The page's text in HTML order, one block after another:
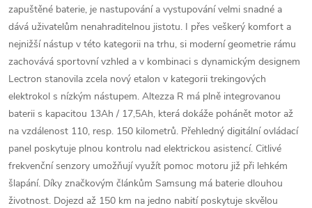
zapuštěné baterie, je nastupování a vystupování velmi snadné a
dává uživatelům nenahraditelnou jistotu. I přes veškerý komfort a
nejnižší nástup v této kategorii na trhu, si moderní geometrie rámu
zachovává sportovní vzhled a v kombinaci s dynamickým designem
Lectron stanovila zcela nový etalon v kategorii trekingových
elektrokol s nízkým nástupem. Altezza R má plně integrovanou
baterii s kapacitou 13Ah / 17,5Ah, která dokáže pohánět motor až
na vzdálenost 110, resp. 150 kilometrů. Přehledný digitální ovládací
panel poskytuje plnou kontrolu nad elektrickou asistencí. Citlivé
frekvenční senzory umožňují využít pomoc motoru již při lehkém
šlapání. Díky značkovým článkům Samsung má baterie dlouhou
životnost. Dojezd až 150 km na jedno nabití poskytuje skvělou